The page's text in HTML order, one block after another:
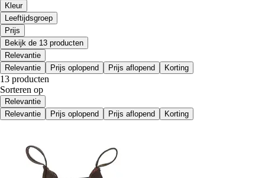
Kleur
Leeftijdsgroep
Prijs
Bekijk de 13 producten
Relevantie
Relevantie
Prijs oplopend Prijs aflopend Korting
13 producten
Sorteren op
Relevantie
Relevantie
Prijs oplopend Prijs aflopend Korting